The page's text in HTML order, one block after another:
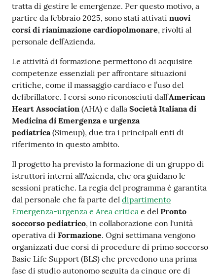
Costruiamo
Salute
Novità
Scuole
Imprese
ed Enti
Seguici
su
tratta di gestire le emergenze. Per questo motivo, a
partire da febbraio 2025, sono stati attivati nuovi
corsi di rianimazione cardiopolmonare, rivolti al
personale dell’Azienda.
Le attività di formazione permettono di acquisire
competenze essenziali per affrontare situazioni
critiche, come il massaggio cardiaco e l’uso del
defibrillatore. I corsi sono riconosciuti dall’American
Heart Association (AHA) e dalla Società Italiana di
Medicina di Emergenza e urgenza
pediatrica(Simeup), due tra i principali enti di
riferimento in questo ambito.
Il progetto ha previsto la formazione di un gruppo di
istruttori interni all'Azienda, che ora guidano le
sessioni pratiche. La regia del programma è garantita
dal personale che fa parte del dipartimento
Emergenza-urgenza e Area critica e del Pronto
soccorso pediatrico, in collaborazione con l'unità
operativa di Formazione. Ogni settimana vengono
organizzati due corsi di procedure di primo soccorso
Basic Life Support (BLS) che prevedono una prima
fase di studio autonomo seguita da cinque ore di